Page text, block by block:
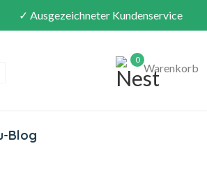
✓ Ausgezeichneter Kundenservice
0
Warenkorb
Blog